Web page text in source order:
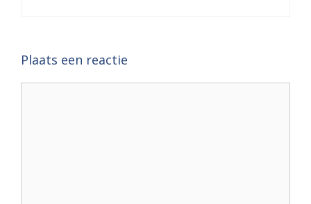
Plaats een reactie